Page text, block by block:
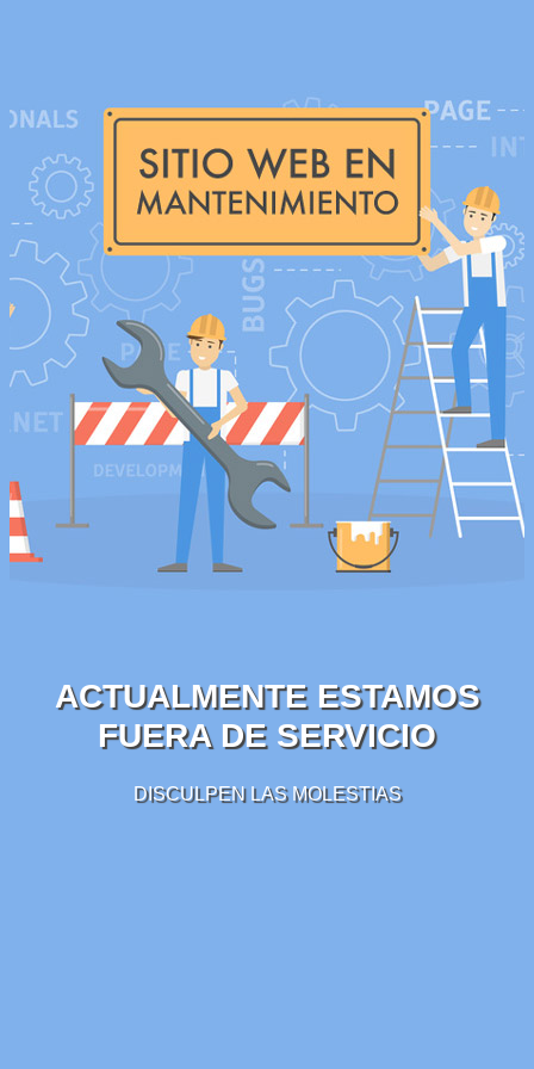
ACTUALMENTE ESTAMOS
FUERA DE SERVICIO
DISCULPEN LAS MOLESTIAS